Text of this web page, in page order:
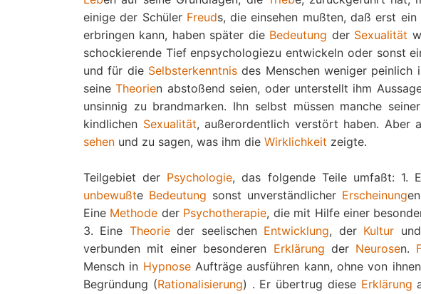
einige der Schüler Freuds, die einsehen mußten, daß erst ein
erbringen kann, haben später die Bedeutung der Sexualität
schockierende Tief enpsychologiezu entwickeln oder sonst
und für die Selbsterkenntnisdes Menschen weniger peinlich
seineTheorien abstoßend seien, oder unterstellt ihm
unsinnig zu brandmarken. Ihn selbst müssen manche seiner
kindlichen Sexualität, außerordentlich verstört haben. Aber
sehen und zu sagen, was ihm die Wirklichkeit zeigte.
Teilgebiet der Psychologie, das folgende Teile umfaßt: 1.
unbewußte Bedeutung sonst unverständlicher Erscheinung
Eine Methode der Psychotherapie, die mit Hilfe einer
3. Eine Theorieder seelischen Entwicklung, der Kultur
verbunden mit einer besonderen Erklärung der Neurosen.
Mensch in HypnoseAufträge ausführen kann, ohne von
Begründung (Rationalisierung) . Er übertrug diese Erklärung